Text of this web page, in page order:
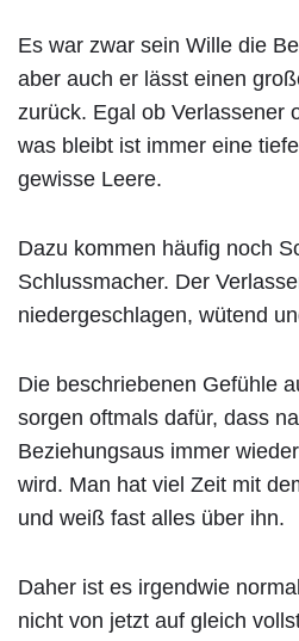
Es war zwar sein Wille die
aber auch er lässt einen
zurück. Egal ob Verlassener
was bleibt ist immer eine
gewisse Leere.
Dazu kommen häufig noch
Schlussmacher. Der
niedergeschlagen, wütend
Die beschriebenen Gefühle
sorgen oftmals dafür, dass
Beziehungsaus immer
wird. Man hat viel Zeit mit
und weiß fast alles über ihn.
Daher ist es irgendwie
nicht von jetzt auf gleich